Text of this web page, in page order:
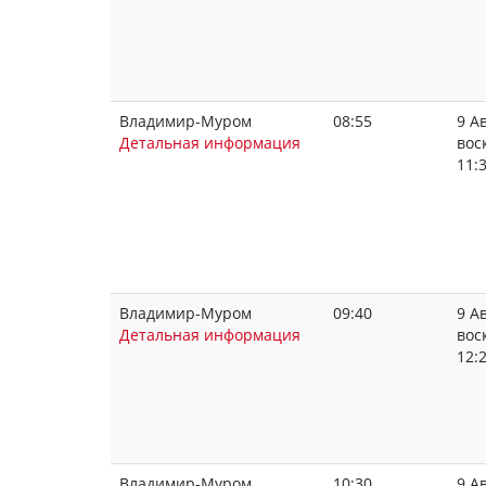
Владимир-Муром
Детальная информация
08:55
9
Владимир-Муром
Детальная информация
09:40
9